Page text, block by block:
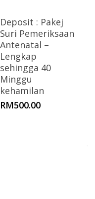
Deposit : Pakej
Suri Pemeriksaan
Antenatal –
Lengkap
sehingga 40
Minggu
kehamilan
RM500.00